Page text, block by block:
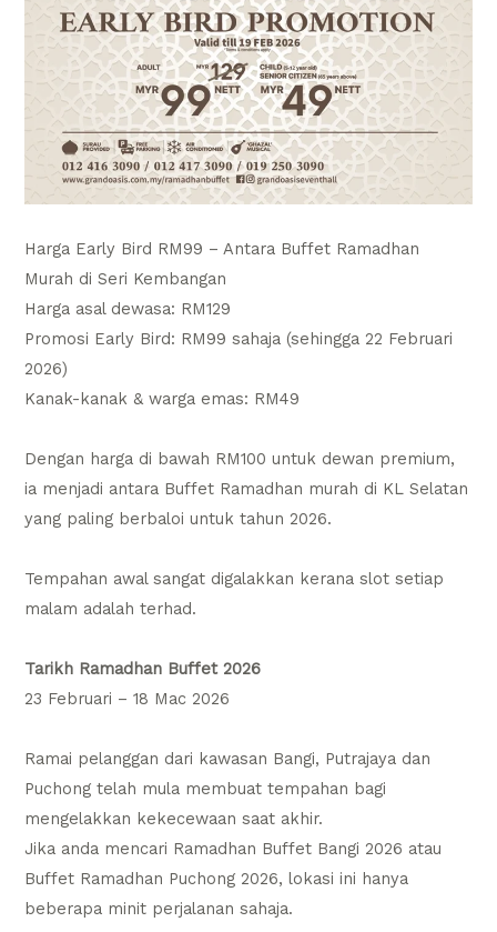
Harga Early Bird RM99 – Antara Buffet Ramadhan
Murah di Seri Kembangan
Harga asal dewasa: RM129
Promosi Early Bird: RM99 sahaja (sehingga 22 Februari
2026)
Kanak-kanak & warga emas: RM49
Dengan harga di bawah RM100 untuk dewan premium,
ia menjadi antara Buffet Ramadhan murah di KL Selatan
yang paling berbaloi untuk tahun 2026.
Tempahan awal sangat digalakkan kerana slot setiap
malam adalah terhad.
Tarikh Ramadhan Buffet 2026
23 Februari – 18 Mac 2026
Ramai pelanggan dari kawasan Bangi, Putrajaya dan
Puchong telah mula membuat tempahan bagi
mengelakkan kekecewaan saat akhir.
Jika anda mencari Ramadhan Buffet Bangi 2026 atau
Buffet Ramadhan Puchong 2026, lokasi ini hanya
beberapa minit perjalanan sahaja.